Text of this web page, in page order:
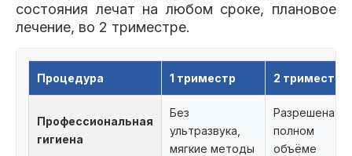
состояния лечат на любом сроке, плановое
лечение, во 2 триместре.
Процедура 1 триместр 2 триместр
Профессиональная
гигиена
Без
ультразвука,
мягкие методы
Разрешена в
полном
объёме